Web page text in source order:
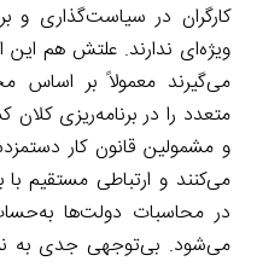
کارگران در سیاست‌گذاری و
ویژه‌ای ندارند. علتش هم
می‌گیرند معمولاً بر اساس
متعدد را در برنامه‌ریزی
و مشمولین قانون کار
می‌کنند و ارتباطی مستقیم با
در محاسبات دولت‌ها
می‌شود. بی‌توجهی جدی به